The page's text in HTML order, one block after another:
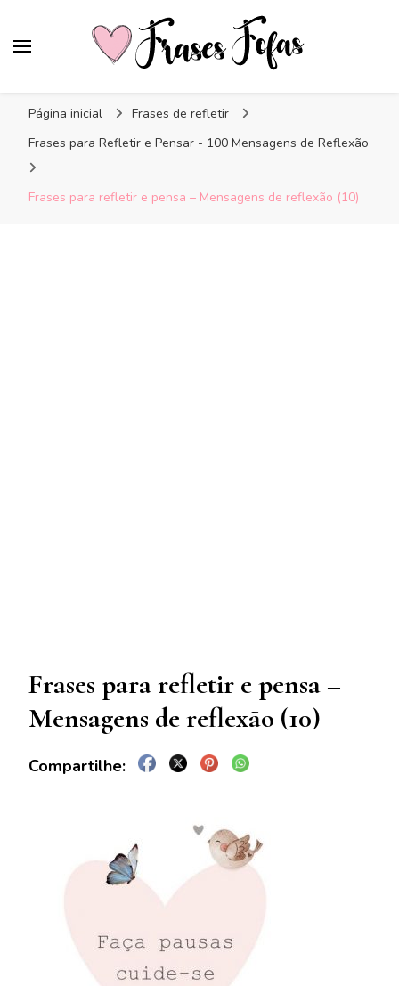
Página inicial
Frases de refletir
Frases para Refletir e Pensar - 100 Mensagens de Reflexão
Frases para refletir e pensa – Mensagens de reflexão (10)
Frases para refletir e pensa –
Mensagens de reflexão (10)